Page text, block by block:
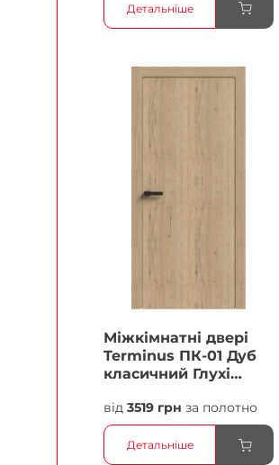
Детальніше
Міжкімнатні двері
Terminus ПК-01 Дуб
класичний Глухі
від 3519 грн за полотно
Детальніше